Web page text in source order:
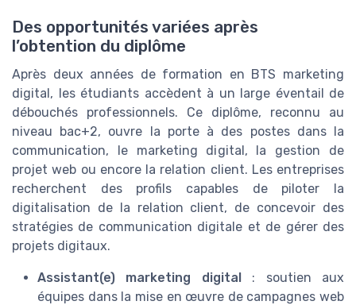
Des opportunités variées après
l’obtention du diplôme
Après deux années de formation en BTS marketing
digital, les étudiants accèdent à un large éventail de
débouchés professionnels. Ce diplôme, reconnu au
niveau bac+2, ouvre la porte à des postes dans la
communication, le marketing digital, la gestion de
projet web ou encore la relation client. Les entreprises
recherchent des profils capables de piloter la
digitalisation de la relation client, de concevoir des
stratégies de communication digitale et de gérer des
projets digitaux.
Assistant(e) marketing digital: soutien aux
équipes dans la mise en œuvre de campagnes web